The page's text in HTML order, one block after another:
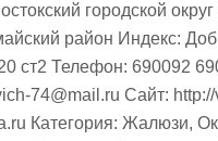
городской
район Индекс:
ст2 Телефон: 690092
74@mail.ru Cайт:
Категория: Жалюзи,